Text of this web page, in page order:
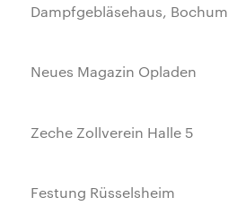
Dampfgebläsehaus, Bochum
Neues Magazin Opladen
Zeche Zollverein Halle 5
Festung Rüsselsheim